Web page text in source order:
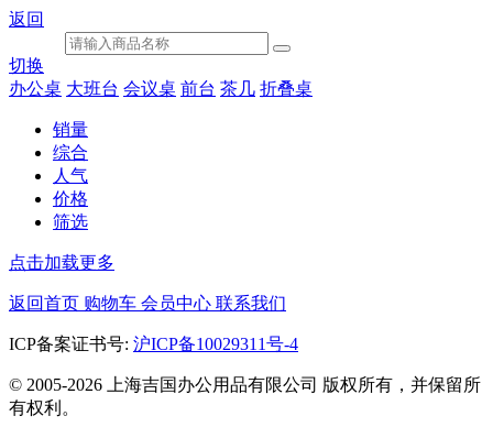
返回
切换
办公桌 大班台 会议桌 前台 茶几 折叠桌
销量
综合
人气
价格
筛选
点击加载更多
返回首页 购物车 会员中心 联系我们
ICP备案证书号: 沪ICP备10029311号-4
© 2005-2026 上海吉国办公用品有限公司 版权所有，并保留所
有权利。